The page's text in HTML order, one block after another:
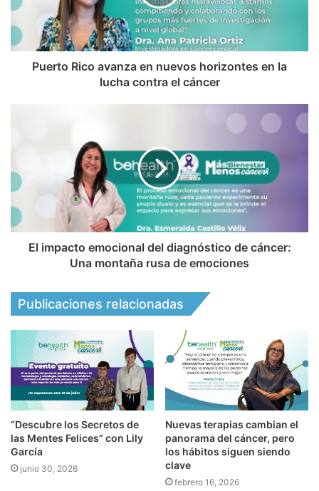
Puerto Rico avanza en nuevos horizontes en la
lucha contra el cáncer
El impacto emocional del diagnóstico de cáncer:
Una montaña rusa de emociones
Publicaciones relacionadas
“Descubre los Secretos de
las Mentes Felices” con Lily
García
junio 30, 2026
Nuevas terapias cambian el
panorama del cáncer, pero
los hábitos siguen siendo
clave
febrero 16, 2026